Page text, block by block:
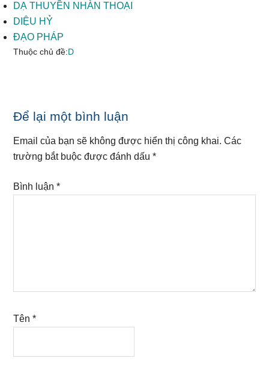
DẠ THUYỀN NHÀN THOẠI
DIỆU HỶ
ĐẠO PHÁP
Thuộc chủ đề:D
Reader
Interactions
Để lại một bình luận
Email của bạn sẽ không được hiển thị công khai. Các
trường bắt buộc được đánh dấu*
Bình luận*
Tên*